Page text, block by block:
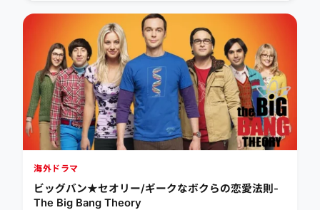
海外ドラマ
ビッグバン★セオリー/ギークなボクらの恋愛法則-
The Big Bang Theory